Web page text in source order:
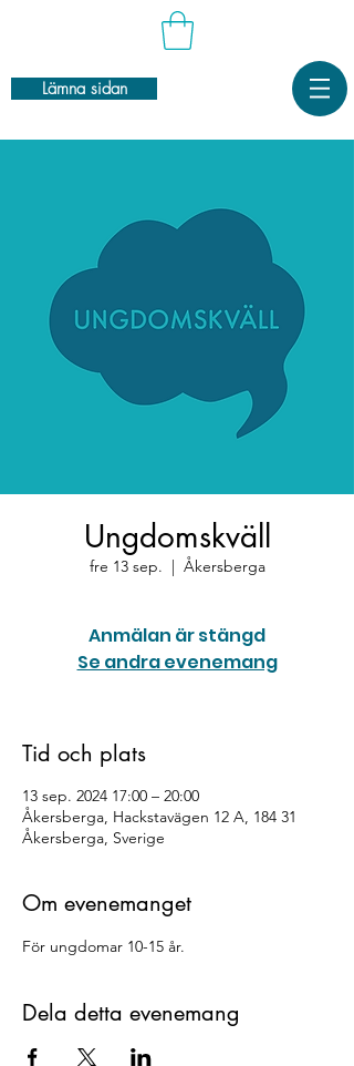
Lämna sidan
Ungdomskväll
fre 13 sep.
  |
Åkersberga
Anmälan är stängd
Se andra evenemang
Tid och plats
13 sep. 2024 17:00 – 20:00
Åkersberga, Hackstavägen 12 A, 184 31
Åkersberga, Sverige
Om evenemanget
För ungdomar 10-15 år.
Dela detta evenemang